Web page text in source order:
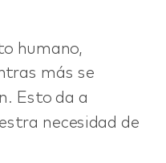
humano,
más se
Esto da a
necesidad de